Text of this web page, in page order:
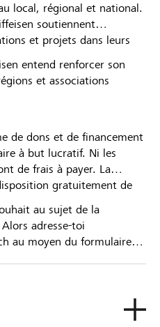
local, régional et national.
soutiennent
et projets dans leurs
entend renforcer son
et associations
de dons et de financement
à but lucratif. Ni les
de frais à payer. La
gratuitement de
au sujet de la
adresse-toi
au moyen du formulaire